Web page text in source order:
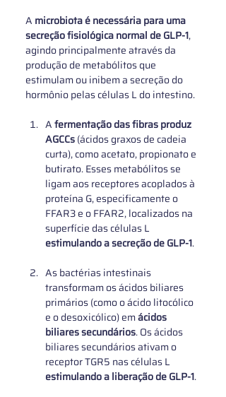
A microbiota é necessária para uma
secreção fisiológica normal de GLP‑1,
agindo principalmente através da
produção de metabólitos que
estimulam ou inibem a secreção do
hormônio pelas células L do intestino.
A fermentação das fibras produz
AGCCs (ácidos graxos de cadeia
curta), como acetato, propionato e
butirato. Esses metabólitos se
ligam aos receptores acoplados à
proteína G, especificamente o
FFAR3 e o FFAR2, localizados na
superfície das células L
estimulando a secreção de GLP-1.
As bactérias intestinais
transformam os ácidos biliares
primários (como o ácido litocólico
e o desoxicólico) em ácidos
biliares secundários. Os ácidos
biliares secundários ativam o
receptor TGR5 nas células L
estimulando a liberação de GLP-1.